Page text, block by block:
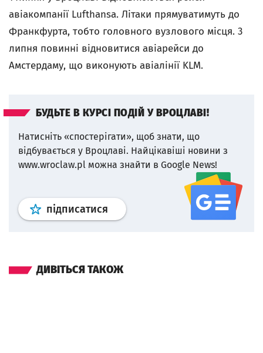
авіакомпанії Lufthansa. Літаки прямуватимуть до
Франкфурта, тобто головного вузлового місця. 3
липня повинні відновитися авіарейси до
Амстердаму, що виконують авіалінії KLM.
БУДЬТЕ В КУРСІ ПОДІЙ У ВРОЦЛАВІ!
Натисніть «спостерігати», щоб знати, що
відбувається у Вроцлаві. Найцікавіші новини з
www.wroclaw.pl можна знайти в Google News!
підписатися Профіль google news
ДИВІТЬСЯ ТАКОЖ